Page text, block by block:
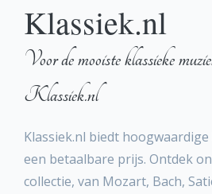
Klassiek.nl
Voor de mooiste klassieke
Klassiek.nl
Klassiek.nl biedt hoogwaardige
een betaalbare prijs. Ontdek
collectie, van Mozart, Bach,